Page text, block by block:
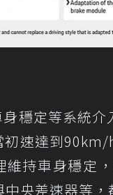
穩定等系統
速達到
持車身穩定
央差速器等